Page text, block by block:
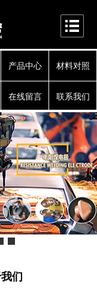
产品中心 材料对照
在线留言 联系我们
们